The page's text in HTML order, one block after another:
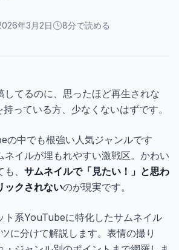
無料で始める
年3月2日 8分で読める
してるのに、思ったほど再生されな
っている方、少なくないはずです。
の中でも根強い人気ジャンルです
ネイルが埋もれやすい激戦区。かわい
、 サムネイルで「見たい！」と思わ
ックされないのが現実です。
ト系YouTubeに特化したサムネイル
に分けて解説します。表情の撮り